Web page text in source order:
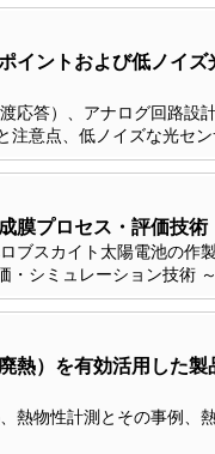
イントおよび低ノ
応答）、アナログ回路設
注意点、低ノイズな光セ
膜プロセス・評価技
ブスカイト太陽電池の作
・シミュレーション技術 ～
熱）を有効活用し
熱物性計測とその事例、